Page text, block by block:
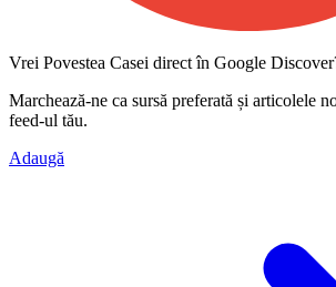
Vrei Povestea Casei direct în Google
Marchează-ne ca sursă preferată și articolele
feed-ul tău.
Adaugă